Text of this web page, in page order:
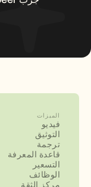
الميزات
فيديو
التوثيق
ترجمة
قاعدة المعرفة
التسعير
الوظائف
مركز الثقة